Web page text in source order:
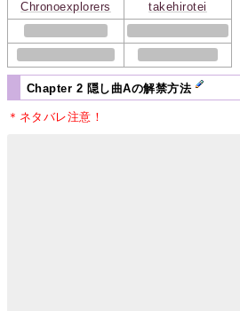
Chronoexplorers
takehirotei
Chapter 2 隠し曲Aの解禁方法
＊ネタバレ注意！